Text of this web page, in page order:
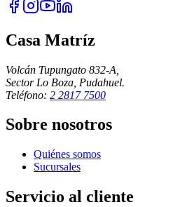
Casa Matríz
Volcán Tupungato 832-A,
Sector Lo Boza, Pudahuel.
Teléfono: 2 2817 7500
Sobre nosotros
Quiénes somos
Sucursales
Servicio al cliente